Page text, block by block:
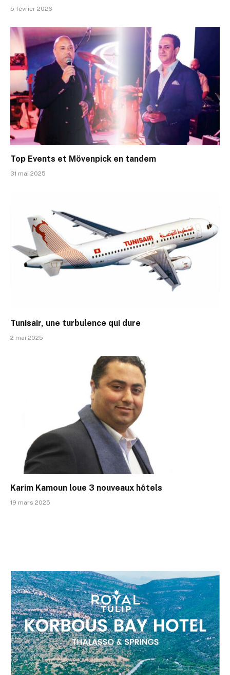
5 février 2026
Top Events et Mövenpick en tandem
31 mai 2025
Tunisair, une turbulence qui dure
2 mai 2025
Karim Kamoun loue 3 nouveaux hôtels
19 mars 2025